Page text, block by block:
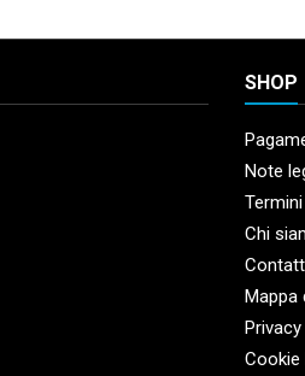
SHOP
Note
Chi
Mappa
Cookie